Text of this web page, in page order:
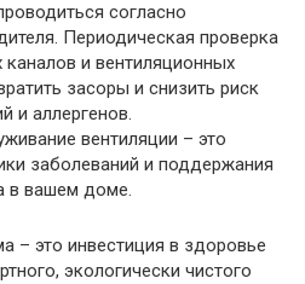
согласно
Периодическая проверка
и вентиляционных
засоры и снизить риск
и аллергенов.
вентиляции – это
заболеваний и поддержания
в вашем доме.
– это инвестиция в здоровье
экологически чистого